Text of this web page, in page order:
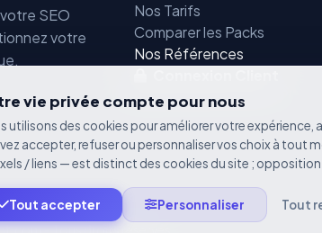
SEO
votre
Nos Tarifs
Comparer les Packs
Nos Références
- Tous droits réservés.
vie privée compte pour nous
utilisons des cookies pour améliorer votre expérience,
accepter, refuser ou personnaliser vos choix à tout
/ liens — est distinct des cookies du site ; opposition
Tout accepter Personnaliser Tout